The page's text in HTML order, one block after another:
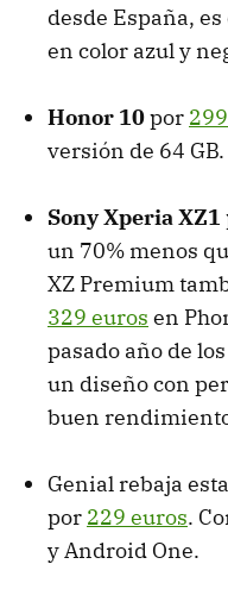
desde España,
en color azul y
Honor 10por
versión de 64 GB.
Sony Xperia XZ1
un 70% menos
XZ Premium
329 euros en
pasado año de
un diseño con
buen
Genial rebaja
por 229 euros.
y Android One.